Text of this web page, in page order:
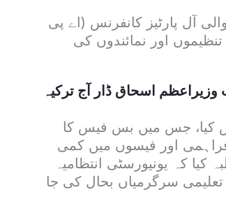
آل پارٹیز کانفرنس (اے پی
اور نمائندوں کی
وزیراعظم اسحاق ڈار آج ترکیہ
بھی پیش کیا، جس میں بس فیس کا
اور فیسوں میں کمی
کہ یونیورسٹی انتظامیہ
سرگرمیاں بحال کی جا